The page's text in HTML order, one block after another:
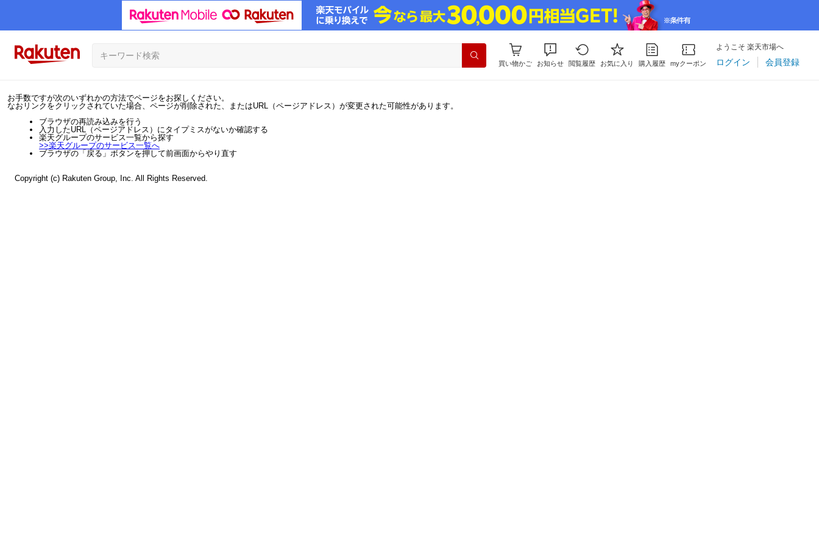
買い物かご お知らせ 閲覧履歴 お気に入り 購入履歴 myクーポン
ようこそ 楽天市場へ
ログイン 会員登録
お手数ですが次のいずれかの方法でページをお探しください。
なおリンクをクリックされていた場合、ページが削除された、またはURL（ページアドレス）が変更された可能性があります。
ブラウザの再読み込みを行う
入力したURL（ページアドレス）にタイプミスがないか確認する
楽天グループのサービス一覧から探す
>>楽天グループのサービス一覧へ
ブラウザの「戻る」ボタンを押して前画面からやり直す
Copyright (c) Rakuten Group, Inc. All Rights Reserved.